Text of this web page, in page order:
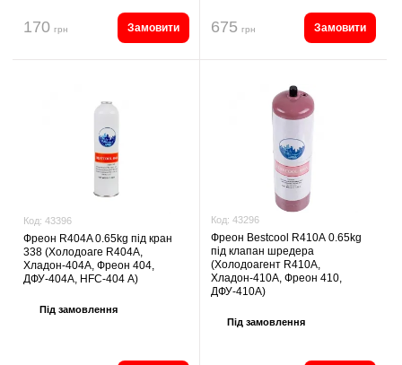
170 грн Замовити 675 грн Замовити
Код: 43396
Фреон R404A 0.65kg під кран
338 (Холодоаге R404A,
Хладон-404A, Фреон 404,
ДФУ-404A, HFC-404 А)
Під замовлення
Код: 43296
Фреон Bestcool R410А 0.65kg
під клапан шредера
(Холодоагент R410А,
Хладон-410А, Фреон 410,
ДФУ-410А)
Під замовлення